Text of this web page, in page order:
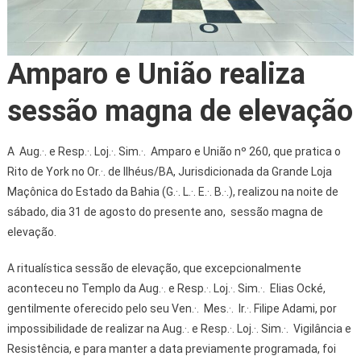
Amparo e União realiza
sessão magna de elevação
A Aug.·. e Resp.·. Loj.·. Sim.·. Amparo e União nº 260, que pratica o
Rito de York no Or.·. de Ilhéus/BA, Jurisdicionada da Grande Loja
Maçônica do Estado da Bahia (G.·. L.·. E.·. B.·.), realizou na noite de
sábado, dia 31 de agosto do presente ano, sessão magna de
elevação.
A ritualística sessão de elevação, que excepcionalmente
aconteceu no Templo da Aug.·. e Resp.·. Loj.·. Sim.·. Elias Ocké,
gentilmente oferecido pelo seu Ven.·. Mes.·. Ir.·. Filipe Adami, por
impossibilidade de realizar na Aug.·. e Resp.·. Loj.·. Sim.·. Vigilância e
Resistência, e para manter a data previamente programada, foi